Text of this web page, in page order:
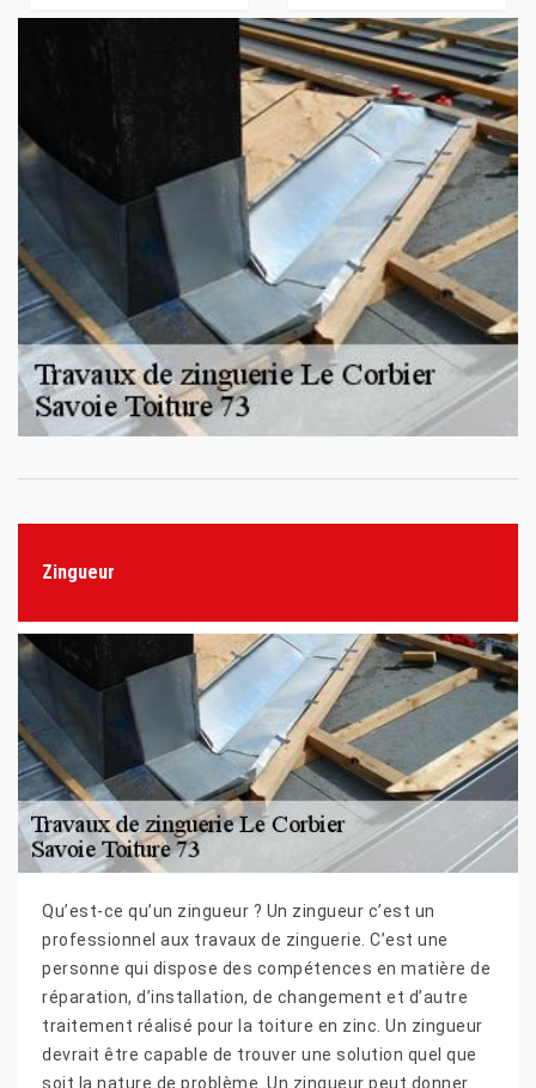
Zingueur
Qu’est-ce qu’un zingueur ? Un zingueur c’est un
professionnel aux travaux de zinguerie. C’est une
personne qui dispose des compétences en matière de
réparation, d’installation, de changement et d’autre
traitement réalisé pour la toiture en zinc. Un zingueur
devrait être capable de trouver une solution quel que
soit la nature de problème. Un zingueur peut donner